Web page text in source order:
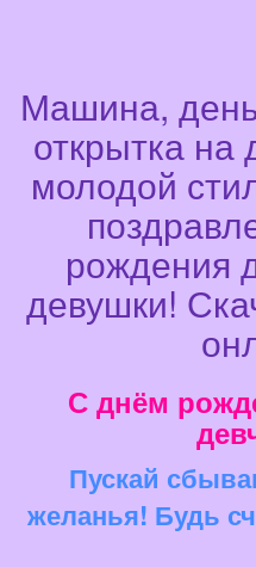
Машина,
открытка
молодой
рождения
девушки!
С днём
Пускай
желанья! Будь